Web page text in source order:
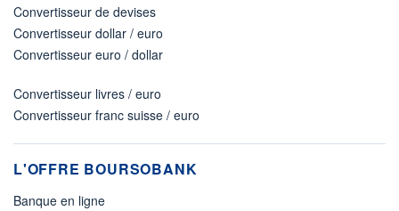
Convertisseur de devises
Convertisseur dollar / euro
Convertisseur euro / dollar
Convertisseur livres / euro
Convertisseur franc suisse / euro
L'OFFRE BOURSOBANK
Banque en ligne